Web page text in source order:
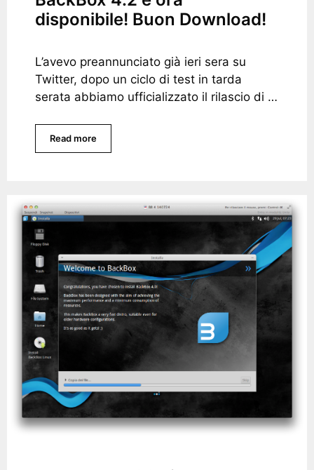
disponibile! Buon Download!
L’avevo preannunciato già ieri sera su
Twitter, dopo un ciclo di test in tarda
serata abbiamo ufficializzato il rilascio di …
Read more